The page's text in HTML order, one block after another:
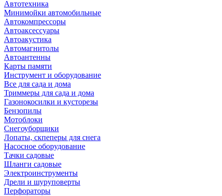
Автотехника
Минимойки автомобильные
Автокомпрессоры
Автоаксессуары
Автоакустика
Автомагнитолы
Автоантенны
Карты памяти
Инструмент и оборудование
Все для сада и дома
Триммеры для сада и дома
Газонокосилки и кусторезы
Бензопилы
Мотоблоки
Снегоуборщики
Лопаты, скпеперы для снега
Насосное оборудование
Тачки садовые
Шланги садовые
Электроинструменты
Дрели и шуруповерты
Перфораторы